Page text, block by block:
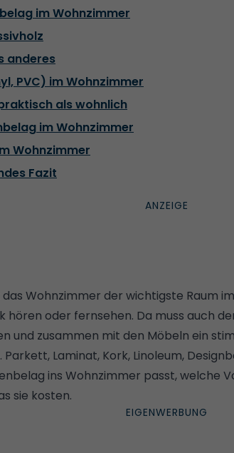
im Wohnzimmer
anderes
PVC) im Wohnzimmer
als wohnlich
im Wohnzimmer
Wohnzimmer
Fazit
das Wohnzimmer der wichtigste Raum
hören oder fernsehen. Da muss auch
und zusammen mit den Möbeln ein
Laminat, Kork, Linoleum,
ins Wohnzimmer passt, welche
sie kosten.